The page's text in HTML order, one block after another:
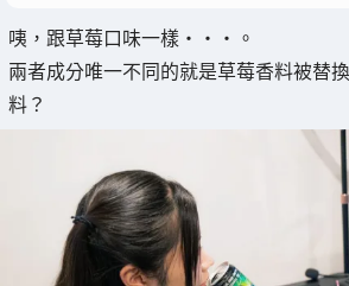
咦，跟草莓口味一樣・・・。
兩者成分唯一不同的就是草莓香料被替
料？